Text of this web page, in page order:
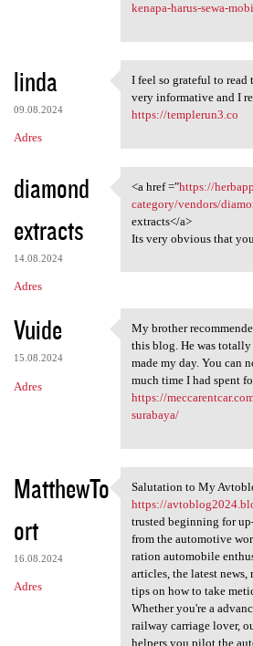
kenapa-harus-sewa-
linda
09.08.2024
Adres
I feel so grateful to
I feel so grateful to
very informative and I
https://templerun3.co
diamond
extracts
14.08.2024
Adres
<a href ="https:/
<a href ="https://
category/vendors/
extracts</a>
Its very obvious that
Vuide
15.08.2024
Adres
My brother
My brother
this blog. He was
made my day. You can
much time I had spent
https://
surabaya/
MatthewTo
ort
16.08.2024
Adres
Salutation to My
Salutation to My
https://
trusted beginning for
from the automotive
ration automobile
articles, the latest news,
tips on how to take
Whether you're a
railway carriage lover,
helpers you pilot the